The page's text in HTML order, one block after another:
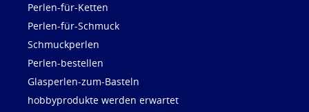
Perlen-für-Ketten
Perlen-für-Schmuck
Schmuckperlen
Perlen-bestellen
Glasperlen-zum-Basteln
hobbyprodukte werden erwartet